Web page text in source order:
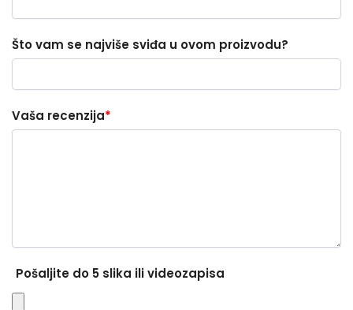
Što vam se najviše sviđa u ovom proizvodu?
Vaša recenzija*
Pošaljite do 5 slika ili videozapisa